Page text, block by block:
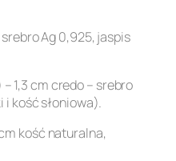
Ag 0,925, jaspis
– 1,3 cm credo – srebro
kość słoniowa).
kość naturalna,